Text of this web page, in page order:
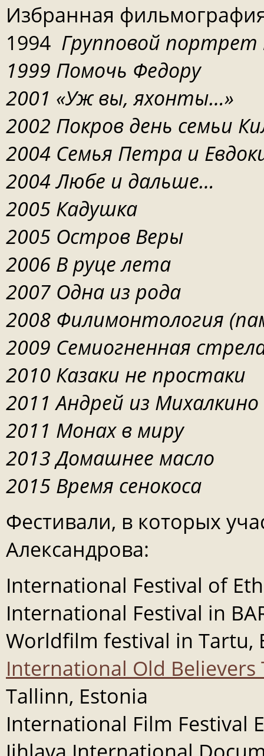
Избранная
1994 Групповой
1999 Помочь Федору
2001 «Уж вы, яхонты…»
2002 Покров день семьи
2004 Семья Петра и
2004 Любе и дальше…
2005 Кадушка
2005 Остров Веры
2006 В руце лета
2007 Одна из рода
2008 Филимонтология
2009 Семиогненная
2010 Казаки не простаки
2011 Андрей из Михалкино
2011 Монах в миру
2013 Домашнее масло
2015 Время сенокоса
Фестивали, в которых
Александрова:
International Festival of
International Festival in
Worldfilm festival in Tartu,
International Old
Tallinn, Estonia
International Film Festival